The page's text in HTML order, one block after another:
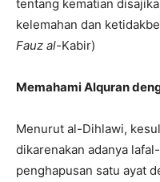
tentang kematian
kelemahan dan
Fauz al-Kabir)
Memahami Alquran
Menurut al-Dihlawi,
dikarenakan adanya
penghapusan satu ayat